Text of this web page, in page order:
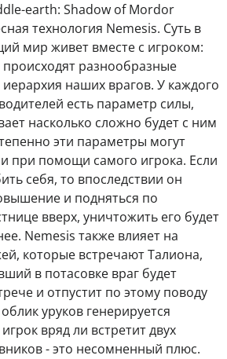
earth: Shadow of Mordor
технология Nemesis. Суть в
мир живет вместе с игроком:
происходят разнообразные
наших врагов. У каждого
есть параметр силы,
насколько сложно будет с ним
эти параметры могут
при помощи самого игрока. Если
себя, то впоследствии он
и подняться по
вверх, уничтожить его будет
Nemesis также влияет на
которые встречают Талиона,
в потасовке враг будет
и отпустит по этому поводу
уруков генерируется
вряд ли встретит двух
- это несомненный плюс.